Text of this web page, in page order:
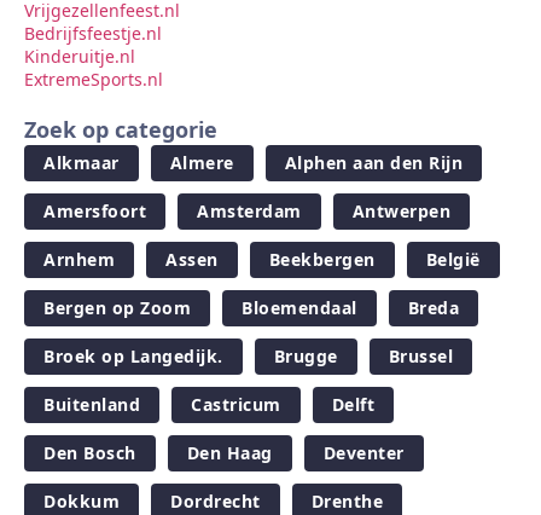
Vrijgezellenfeest.nl
Bedrijfsfeestje.nl
Kinderuitje.nl
ExtremeSports.nl
Zoek op categorie
Alkmaar Almere Alphen aan den Rijn
Amersfoort Amsterdam Antwerpen
Arnhem Assen Beekbergen België
Bergen op Zoom Bloemendaal Breda
Broek op Langedijk. Brugge Brussel
Buitenland Castricum Delft
Den Bosch Den Haag Deventer
Dokkum Dordrecht Drenthe